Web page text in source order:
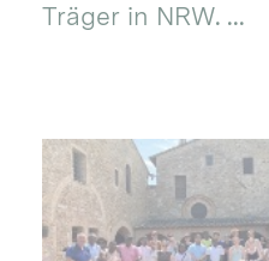
Träger in NRW. ...